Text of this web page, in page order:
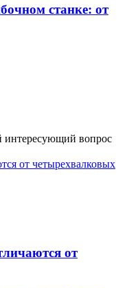
станке: от
интересующий вопрос
от